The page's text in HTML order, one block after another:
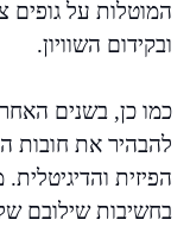
המוטלות על גופים
ובקידום השוויון.
כמו כן, בשנים
להבהיר את חובות
הפיזית
בחשיבות שילובם